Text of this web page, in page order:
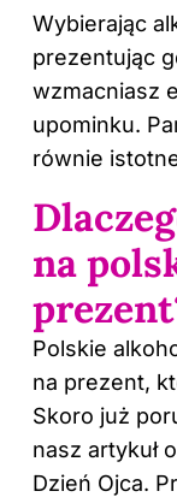
Wybierając
prezentując
wzmacniasz
upominku.
równie
na
Polskie
na prezent,
Skoro już
nasz artykuł
Dzień Ojca.